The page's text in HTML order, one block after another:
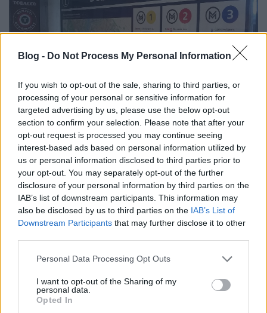
Blog - Do Not Process My Personal Information
If you wish to opt-out of the sale, sharing to third parties, or
processing of your personal or sensitive information for
targeted advertising by us, please use the below opt-out
section to confirm your selection. Please note that after your
opt-out request is processed you may continue seeing
interest-based ads based on personal information utilized by
us or personal information disclosed to third parties prior to
your opt-out. You may separately opt-out of the further
disclosure of your personal information by third parties on the
IAB’s list of downstream participants. This information may
also be disclosed by us to third parties on the IAB’s List of
Downstream Participants that may further disclose it to other
Please note that this website/app uses one or more Google
not limited to your visit or usage behaviour. You may click to
grant or deny consent to Google and its third-party tags to
use your data for below specified purposes in below Google
Personal Data Processing Opt Outs
I want to opt-out of the Sharing of my
personal data.
Opted In
Nem volt könnyű menet. Hivatali hazudozáson át a
privát mellébeszélésen keresztül az arcátlan
pálfordulásokig bezárólag számos elemet
felvonultattak a Budapesti Közlekedési Központ
dolgozói, de a sorsukat mégsem kerülhették el. Meg
kellet csinálniuk ami fejlettebb színvonalú
vonaltérképeket.